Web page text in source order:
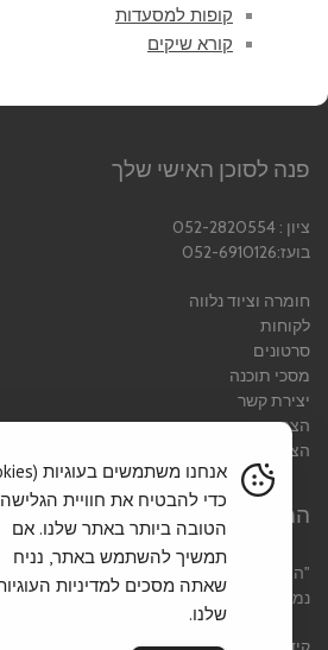
קופות למסעדות
קורא שיקים
פנה לסוכן האישי שלך
ציון : 052-2820554
בועז:052-6910126
חומרה וציוד נלווה
לקוחות
סרטונים
מסכי תוכנה
יצירת קשר
הצהרת נגישות
הצהרת פרטיות
המוטו שלנו
"הצלחתו של כל עסק
נמדדת לפי שביעות רצון לקוחותיו "
כדי להבטיח את חוויית הגלישה
הטובה ביותר באתר שלנו. אם
תמשיך להשתמש באתר, נניח
שאתה מסכים למדיניות
שלנו.